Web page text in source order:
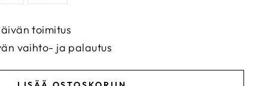
toimitus
vaihto- ja palautus